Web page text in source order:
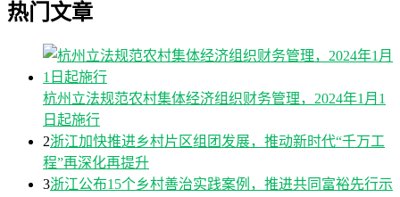
热门文章
杭州立法规范农村集体经济组织财务管理，2024年1月1
日起施行
2浙江加快推进乡村片区组团发展，推动新时代“千万工
程”再深化再提升
3浙江公布15个乡村善治实践案例，推进共同富裕先行示